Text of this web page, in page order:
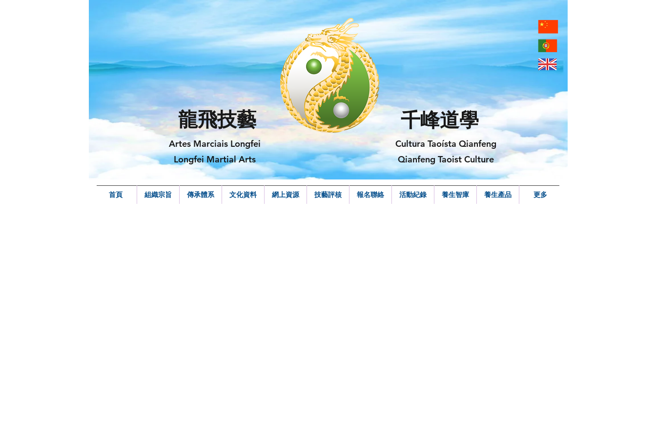
龍飛技藝 千峰道學
Longfei Martial Arts
Artes Marciais Longfei
Cultura Taoísta Qianfeng
Qianfeng Taoist Culture
首頁 組織宗旨 傳承體系 文化資料 網上資源 技藝評核 報名聯絡 活動紀錄 養生智庫 養生產品 更多